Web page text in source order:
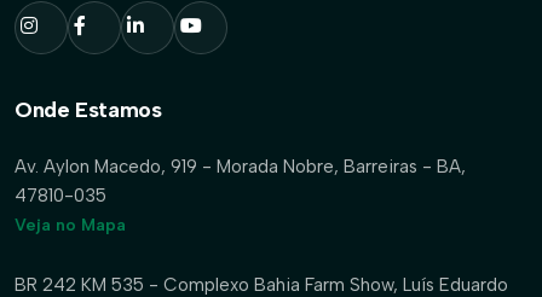
Onde Estamos
Av. Aylon Macedo, 919 - Morada Nobre, Barreiras - BA,
47810-035
Veja no Mapa
BR 242 KM 535 - Complexo Bahia Farm Show, Luís Eduardo